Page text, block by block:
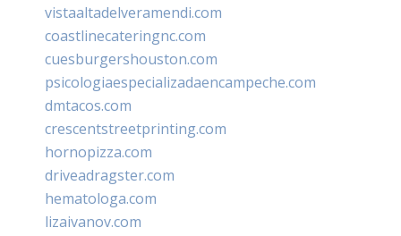
vistaaltadelveramendi.com
coastlinecateringnc.com
cuesburgershouston.com
psicologiaespecializadaencampeche.com
dmtacos.com
crescentstreetprinting.com
hornopizza.com
driveadragster.com
hematologa.com
lizaivanov.com